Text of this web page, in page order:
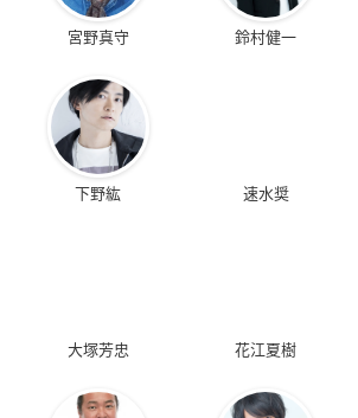
宮野真守 鈴村健一
下野紘 速水奨
大塚芳忠 花江夏樹